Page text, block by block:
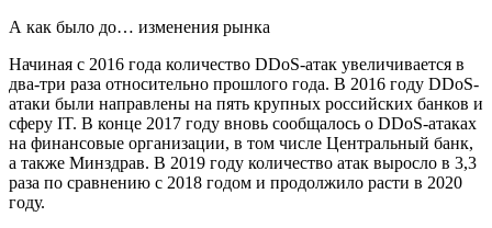
А как было до… изменения рынка
Начиная с 2016 года количество DDoS-атак увеличивается в
два-три раза относительно прошлого года. В 2016 году DDoS-
атаки были направлены на пять крупных российских банков и
сферу IT. В конце 2017 году вновь сообщалось о DDoS-атаках
на финансовые организации, в том числе Центральный банк,
а также Минздрав. В 2019 году количество атак выросло в 3,3
раза по сравнению с 2018 годом и продолжило расти в 2020
году.